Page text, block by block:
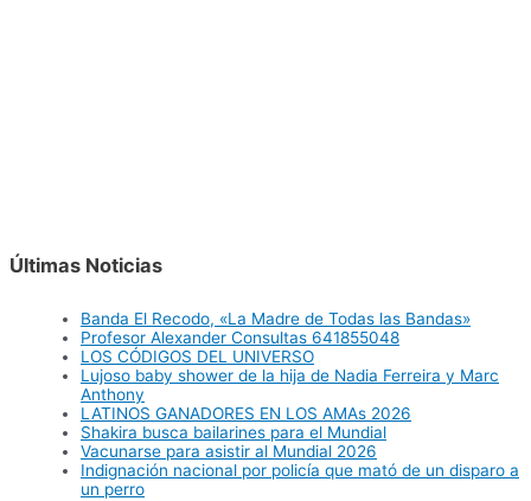
Últimas Noticias
Banda El Recodo, «La Madre de Todas las Bandas»
Profesor Alexander Consultas 641855048
LOS CÓDIGOS DEL UNIVERSO
Lujoso baby shower de la hija de Nadia Ferreira y Marc
Anthony
LATINOS GANADORES EN LOS AMAs 2026
Shakira busca bailarines para el Mundial
Vacunarse para asistir al Mundial 2026
Indignación nacional por policía que mató de un disparo a
un perro